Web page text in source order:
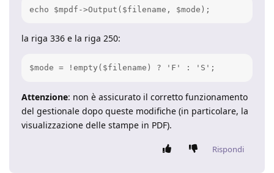
echo $mpdf->Output($filename, $mode);
la riga 336 e la riga 250:
$mode = !empty($filename) ? 'F' : 'S';
Attenzione: non è assicurato il corretto funzionamento
del gestionale dopo queste modifiche (in particolare, la
visualizzazione delle stampe in PDF).
Rispondi